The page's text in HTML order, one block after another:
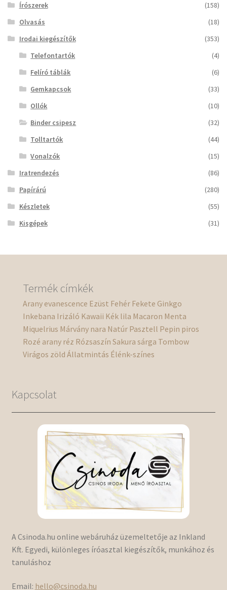
Írószerek
(158)
Olvasás
(18)
Irodai kiegészítők
(353)
Telefontartók
(4)
Felíró táblák
(6)
Gemkapcsok
(33)
Ollók
(10)
Binder csipesz
(32)
Tolltartók
(44)
Vonalzók
(15)
Iratrendezés
(86)
Papírárú
(280)
Készletek
(55)
Kisgépek
(31)
Termék címkék
Arany evanescence Ezüst Fehér Fekete Ginkgo
Inkebana Irizáló Kawaii Kék lila Macaron Menta
Miquelrius Márvány nara Natúr Pasztell Pepin piros
Rozé arany réz Rózsaszín Sakura sárga Tombow
Virágos zöld Állatmintás Élénk-színes
Kapcsolat
A Csinoda.hu online webáruház üzemeltetője az Inkland
Kft. Egyedi, különleges íróasztal kiegészítők, munkához és
tanuláshoz
Email: hello@csinoda.hu